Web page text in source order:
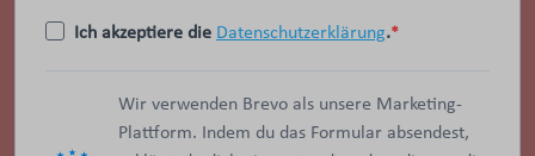
Ich akzeptiere die Datenschutzerklärung.
Wir verwenden Brevo als unsere Marketing-
Plattform. Indem du das Formular absendest,